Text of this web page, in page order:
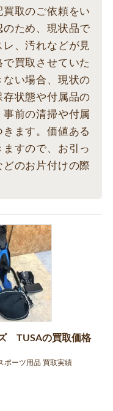
買取のご依頼をい
ため、現状品で
、汚れなどが見
買取させていた
い場合、現状の
存状態や付属品の
前の清掃や付属
ます。価値ある
すので、お引っ
のお片付けの際
TUSAの買取価格
ポーツ用品 買取実績